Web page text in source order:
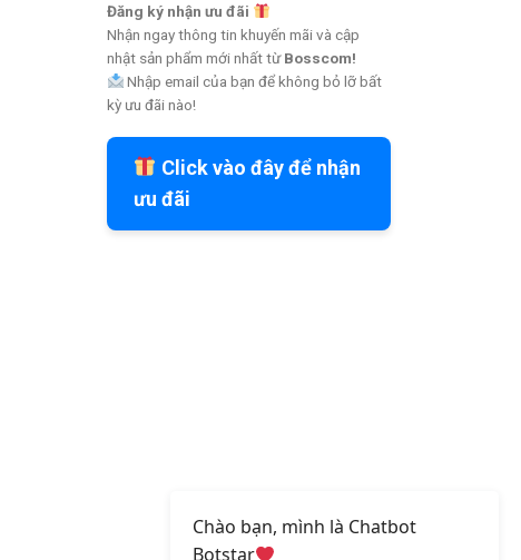
Đăng ký nhận ưu đãi
Nhận ngay thông tin khuyến mãi và cập
nhật sản phẩm mới nhất từBosscom!
Nhập email của bạn để không bỏ lỡ bất
kỳ ưu đãi nào!
Click vào đây để nhận
ưu đãi
Chào bạn, mình là Chatbot
Botstar